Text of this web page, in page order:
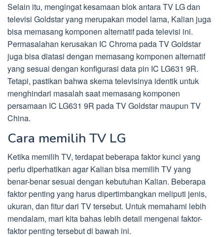
Selain itu, mengingat kesamaan blok antara TV LG dan
televisi Goldstar yang merupakan model lama, Kalian juga
bisa memasang komponen alternatif pada televisi ini.
Permasalahan kerusakan IC Chroma pada TV Goldstar
juga bisa diatasi dengan memasang komponen alternatif
yang sesuai dengan konfigurasi data pin IC LG631 9R.
Tetapi, pastikan bahwa skema televisinya identik untuk
menghindari masalah saat memasang komponen
persamaan IC LG631 9R pada TV Goldstar maupun TV
China.
Cara memilih TV LG
Ketika memilih TV, terdapat beberapa faktor kunci yang
perlu diperhatikan agar Kalian bisa memilih TV yang
benar-benar sesuai dengan kebutuhan Kalian. Beberapa
faktor penting yang harus dipertimbangkan meliputi jenis,
ukuran, dan fitur dari TV tersebut. Untuk memahami lebih
mendalam, mari kita bahas lebih detail mengenai faktor-
faktor penting tersebut di bawah ini.